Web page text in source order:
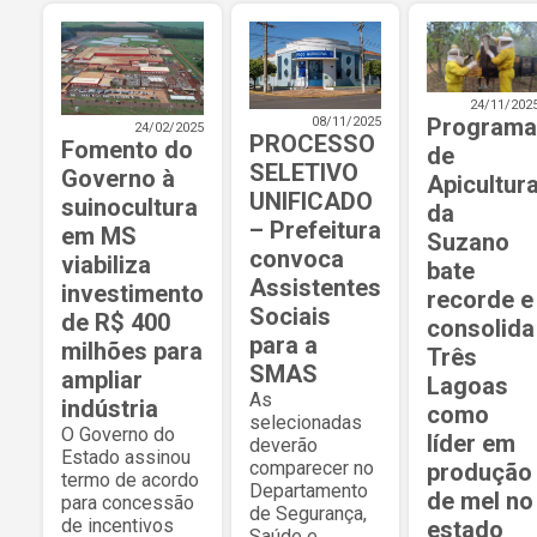
24/02/2025
Fomento do
Governo à
suinocultura
em MS
viabiliza
investimento
de R$ 400
milhões para
ampliar
indústria
O Governo do
Estado assinou
termo de acordo
para concessão
de incentivos
08/11/2025
PROCESSO
SELETIVO
UNIFICADO
– Prefeitura
convoca
Assistentes
Sociais
para a
SMAS
As
selecionadas
deverão
comparecer no
Departamento
de Segurança,
24/11/
Programa
de
da
Suzano
bate
recorde e
consolida
Três
Lagoas
como
líder em
produção
de mel no
estado